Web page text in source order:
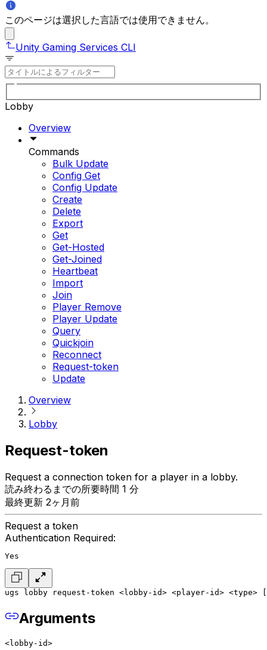
このページは選択した言語では使用できません。
Unity Gaming Services CLI
Lobby
Overview
Commands
Bulk Update
Config Get
Config Update
Create
Delete
Export
Get
Get-Hosted
Get-Joined
Heartbeat
Import
Join
Player Remove
Player Update
Query
Quickjoin
Reconnect
Request-token
Update
Overview
Lobby
Request-token
Request a connection token for a player in a lobby.
読み終わるまでの所要時間 1 分
最終更新 2ヶ月前
Request a token
Authentication Required:
Yes
ugs lobby request-token <lobby-id> <player-id> <type>
Arguments
<lobby-id>